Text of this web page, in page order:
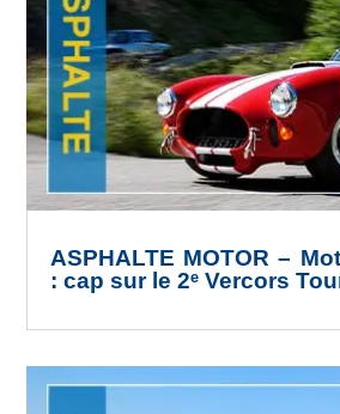
ASPHALTE MOTOR –
: cap sur le 2ᵉ Vercors